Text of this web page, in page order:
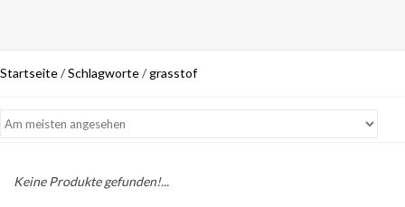
Startseite/Schlagworte/grasstof
Keine Produkte gefunden!...